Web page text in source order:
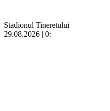
Stadionul Tineretului
29.08.2026 | 0: